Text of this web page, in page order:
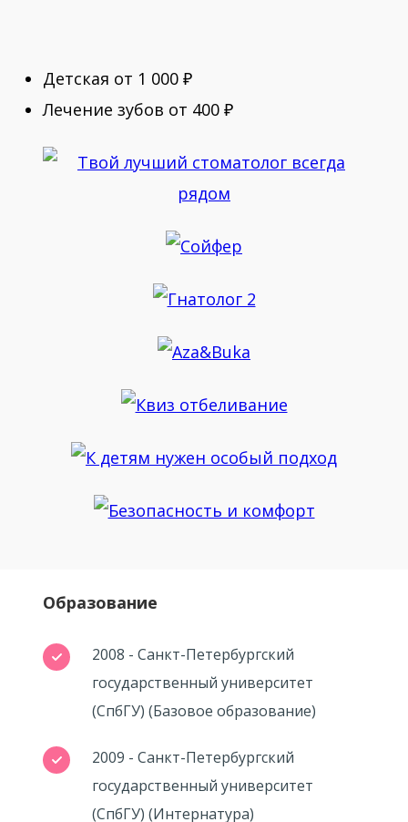
Детская от 1 000 ₽
Лечение зубов от 400 ₽
Образование
2008 - Санкт-Петербургский
государственный университет
(СпбГУ) (Базовое образование)
2009 - Санкт-Петербургский
государственный университет
(СпбГУ) (Интернатура)